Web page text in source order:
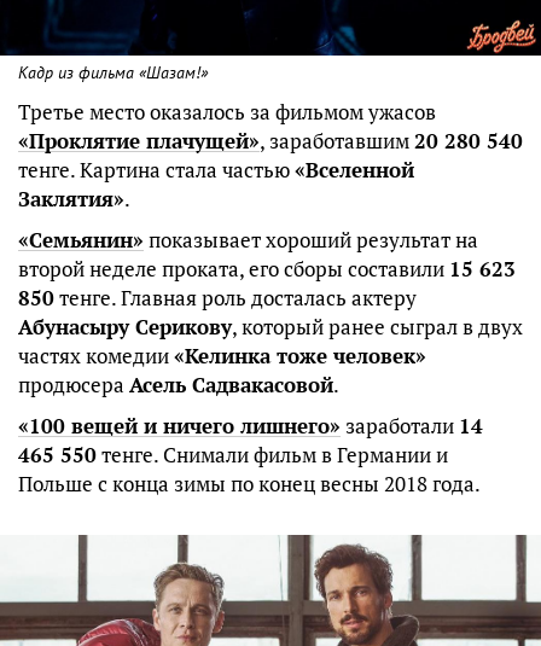
Кадр из фильма «Шазам!»
Третье место оказалось за фильмом ужасов
«Проклятие плачущей», заработавшим20 280 540
тенге. Картина стала частью«Вселенной
Заклятия».
«Семьянин» показывает хороший результат на
второй неделе проката, его сборы составили 15 623
850тенге. Главная роль досталась актеру
Абунасыру Серикову, который ранее сыграл в двух
частях комедии«Келинка тоже человек»
продюсера Асель Садвакасовой.
«100 вещей и ничего лишнего» заработали 14
465 550тенге. Снимали фильм в Германии и
Польше с конца зимы по конец весны 2018 года.